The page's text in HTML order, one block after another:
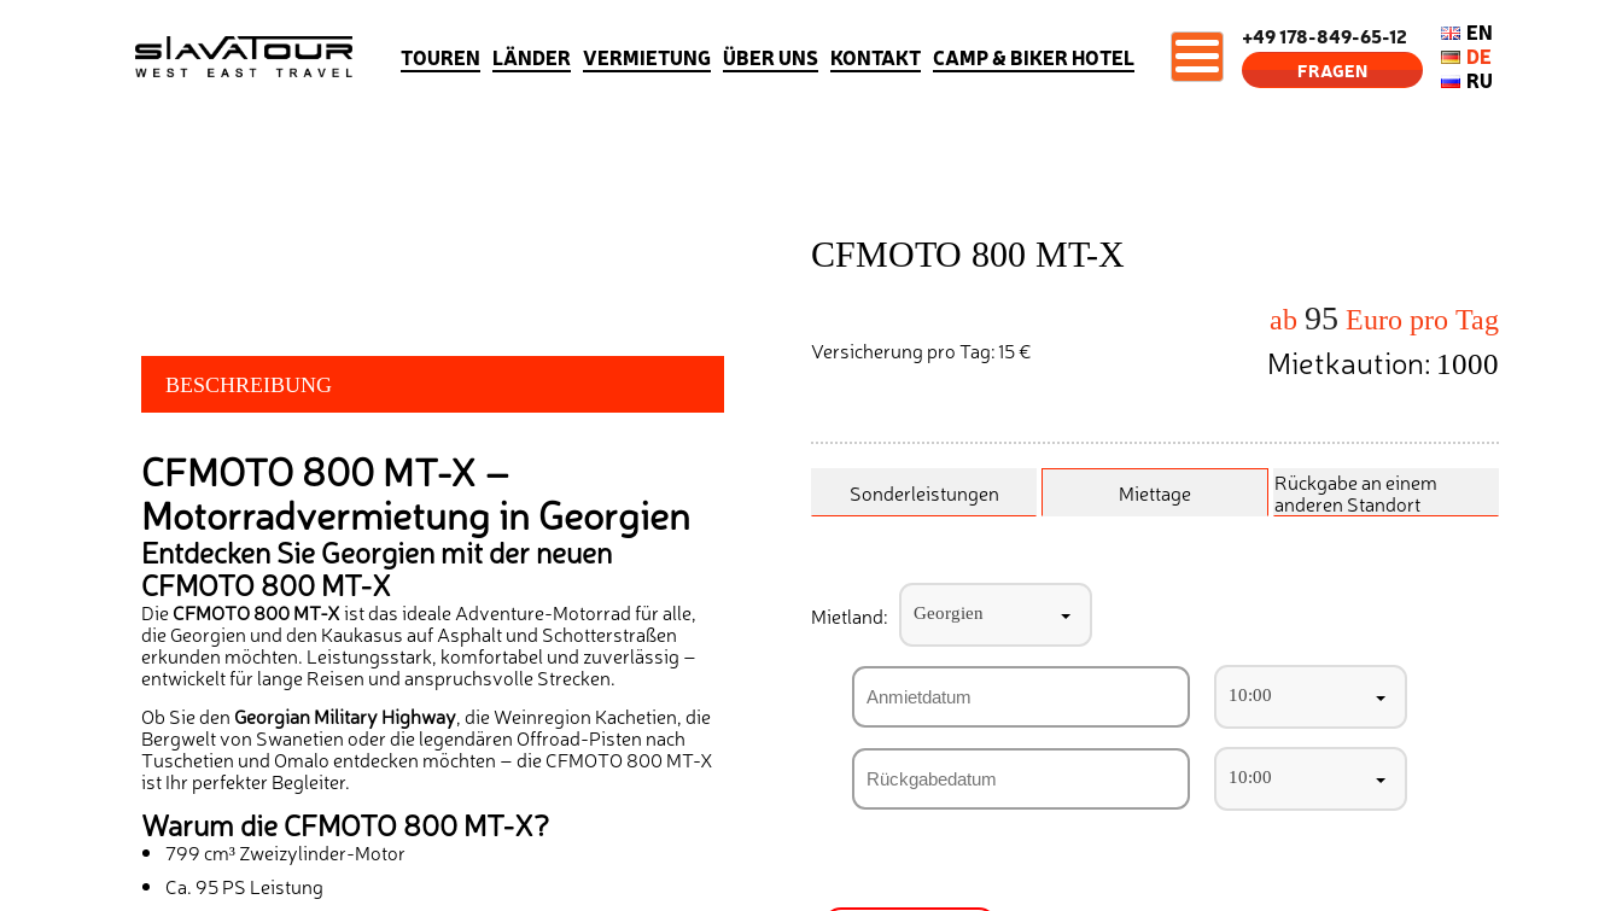
TOUREN LÄNDER VERMIETUNG ÜBER UNS KONTAKT CAMP & BIKER HOTEL
+49 178-849-65-12
FRAGEN
EN
DE
RU
BESCHREIBUNG
CFMOTO 800 MT-X –
Motorradvermietung in Georgien
Entdecken Sie Georgien mit der neuen
CFMOTO 800 MT-X
DieCFMOTO 800 MT-Xist das ideale Adventure-Motorrad für alle,
die Georgien und den Kaukasus auf Asphalt und Schotterstraßen
erkunden möchten. Leistungsstark, komfortabel und zuverlässig –
entwickelt für lange Reisen und anspruchsvolle Strecken.
Ob Sie den Georgian Military Highway, die Weinregion Kachetien, die
Bergwelt von Swanetien oder die legendären Offroad-Pisten nach
Tuschetien und Omalo entdecken möchten – die CFMOTO 800 MT-X
ist Ihr perfekter Begleiter.
Warum die CFMOTO 800 MT-X?
799 cm³ Zweizylinder-Motor
Ca. 95 PS Leistung
CFMOTO 800 MT-X
Versicherung pro Tag: 15 €
ab 95 Euro pro Tag
Mietkaution: 1000
Sonderleistungen Miettage
Rückgabe an einem
anderen Standort
Mietland: Georgien
10:00
10:00